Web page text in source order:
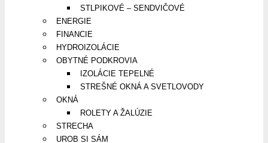
STLPIKOVÉ – SENDVIČOVÉ
ENERGIE
FINANCIE
HYDROIZOLÁCIE
OBYTNÉ PODKROVIA
IZOLÁCIE TEPELNÉ
STREŠNÉ OKNÁ A SVETLOVODY
OKNÁ
ROLETY A ŽALÚZIE
STRECHA
UROB SI SÁM